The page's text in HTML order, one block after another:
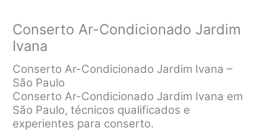
Conserto Ar-Condicionado Jardim
Ivana
Conserto Ar-Condicionado Jardim Ivana –
São Paulo
Conserto Ar-Condicionado Jardim Ivana em
São Paulo, técnicos qualificados e
experientes para conserto.